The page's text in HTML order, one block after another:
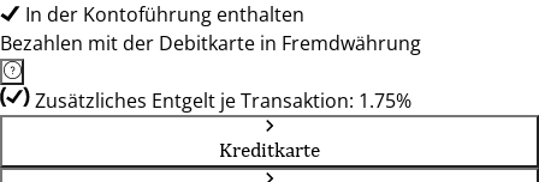
In der Kontoführung enthalten
Bezahlen mit der Debitkarte in Fremdwährung
Zusätzliches Entgelt je Transaktion: 1.75%
Kreditkarte